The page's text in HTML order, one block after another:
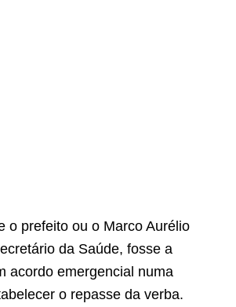
o prefeito ou o Marco Aurélio
da Saúde, fosse a
acordo emergencial numa
o repasse da verba.